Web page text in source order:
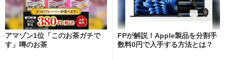
アマゾン1位「このお茶ガチで
す」噂のお茶
FPが解説！Apple製品を分割手
数料0円で入手する方法とは？